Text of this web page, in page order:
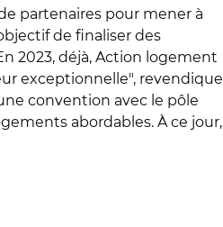
partenaires pour mener à
de finaliser des
2023, déjà, Action logement
exceptionnelle", revendique
convention avec le pôle
abordables. À ce jour,